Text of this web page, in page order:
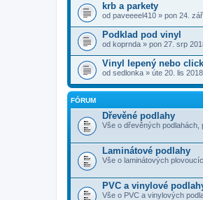
krb a parkety
od paveeeel410 » pon 24.
Podklad pod vinyl
od koprnda » pon 27. srp
Vinyl lepený nebo
od sedlonka » úte 20. lis
FÓRUM
Dřevěné podlahy
Vše o dřevěných podlahách,
Laminátové podlahy
Vše o laminátových
PVC a vinylové
Vše o PVC a vinylových